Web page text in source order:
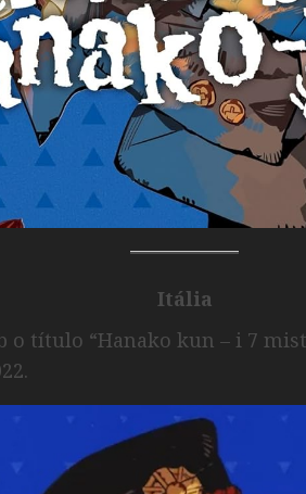
Itália
o título “Hanako kun – i 7